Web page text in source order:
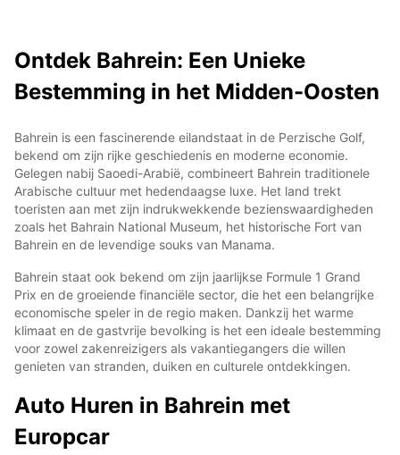
Ontdek Bahrein: Een Unieke
Bestemming in het Midden-Oosten
Bahrein is een fascinerende eilandstaat in de Perzische Golf,
bekend om zijn rijke geschiedenis en moderne economie.
Gelegen nabij Saoedi-Arabië, combineert Bahrein traditionele
Arabische cultuur met hedendaagse luxe. Het land trekt
toeristen aan met zijn indrukwekkende bezienswaardigheden
zoals het Bahrain National Museum, het historische Fort van
Bahrein en de levendige souks van Manama.
Bahrein staat ook bekend om zijn jaarlijkse Formule 1 Grand
Prix en de groeiende financiële sector, die het een belangrijke
economische speler in de regio maken. Dankzij het warme
klimaat en de gastvrije bevolking is het een ideale bestemming
voor zowel zakenreizigers als vakantiegangers die willen
genieten van stranden, duiken en culturele ontdekkingen.
Auto Huren in Bahrein met
Europcar